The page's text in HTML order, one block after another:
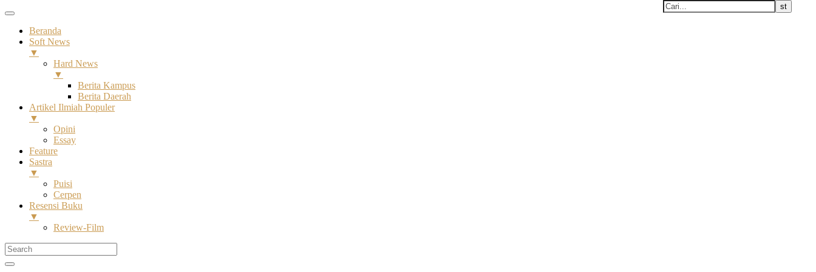
Beranda
Soft News
▼
Hard News
▼
Berita Kampus
Berita Daerah
Artikel Ilmiah Populer
▼
Opini
Essay
Feature
Sastra
▼
Puisi
Cerpen
Resensi Buku
▼
Review-Film